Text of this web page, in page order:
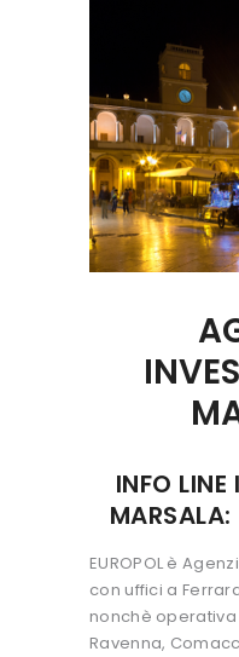
INFO LINE
MARSALA:
EUROPOL è
con uffici a
nonchè
Ravenna,